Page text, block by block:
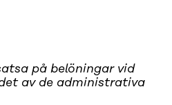
på belöningar vid
av de administrativa